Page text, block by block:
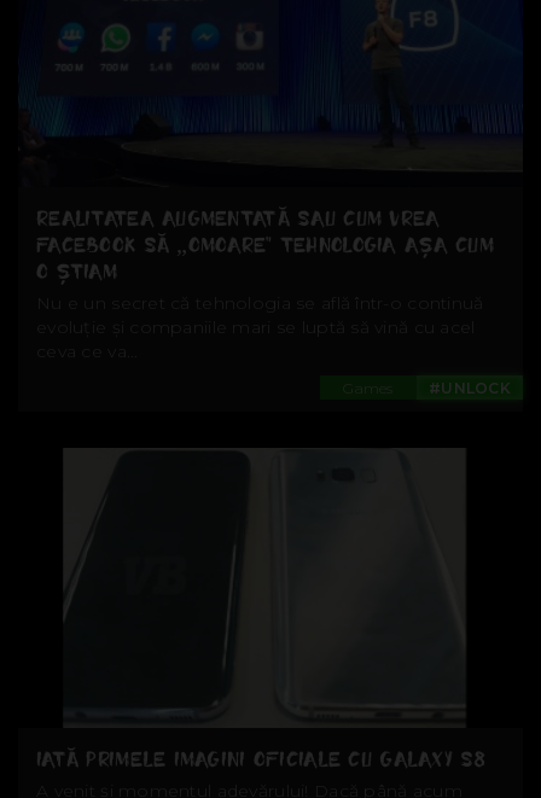
REALITATEA AUGMENTATĂ SAU CUM VREA
FACEBOOK SĂ „OMOARE” TEHNOLOGIA AȘA CUM
O ȘTIAM
Nu e un secret că tehnologia se află într-o continuă
evoluție și companiile mari se luptă să vină cu acel
#UNLOCK
Games
IATĂ PRIMELE IMAGINI OFICIALE CU GALAXY S8
A venit și momentul adevărului! Dacă până acum